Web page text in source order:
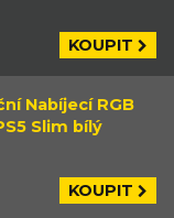
KOUPIT
Nabíjecí RGB
Slim bílý
KOUPIT